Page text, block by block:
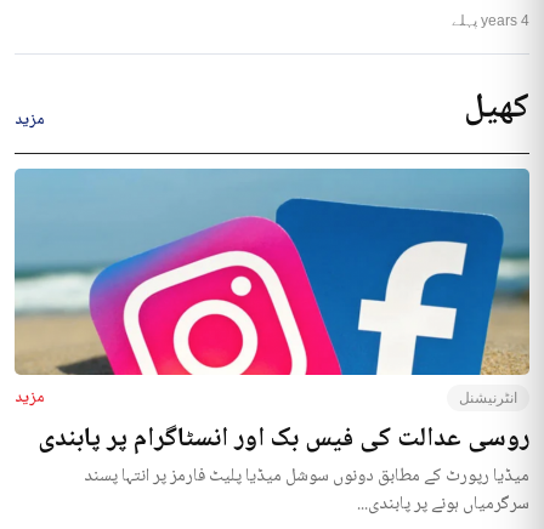
4 years پہلے
کھیل مزید
انٹرنیشنل مزید
روسی عدالت کی فیس بک اور انسٹاگرام پر پابندی
میڈیا رپورٹ کے مطابق دونوں سوشل میڈیا پلیٹ فارمز پر انتہا پسند
سرگرمیاں ہونے پر پابندی...